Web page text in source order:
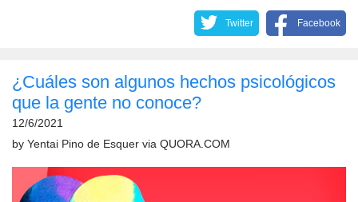
Twitter Facebook
¿Cuáles son algunos hechos psicológicos
que la gente no conoce?
12/6/2021
by Yentai Pino de Esquer via QUORA.COM